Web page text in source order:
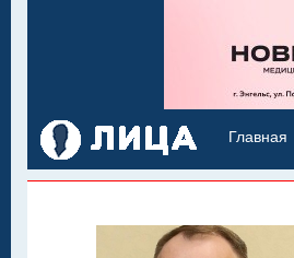
Главная